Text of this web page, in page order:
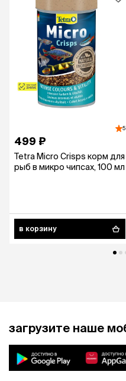
5
499 ₽
Tetra Micro Crisps корм для
рыб в микро чипсах, 100 мл
в корзину
загрузите наше